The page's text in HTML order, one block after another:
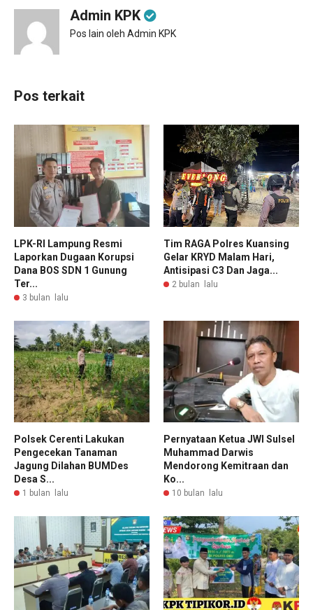
Admin KPK
Pos lain oleh Admin KPK
Pos terkait
LPK-RI Lampung Resmi
Laporkan Dugaan Korupsi
Dana BOS SDN 1 Gunung
Ter...
3 bulan lalu
Tim RAGA Polres Kuansing
Gelar KRYD Malam Hari,
Antisipasi C3 Dan Jaga...
2 bulan lalu
Polsek Cerenti Lakukan
Pengecekan Tanaman
Jagung Dilahan BUMDes
Desa S...
1 bulan lalu
Pernyataan Ketua JWI Sulsel
Muhammad Darwis
Mendorong Kemitraan dan
Ko...
10 bulan lalu